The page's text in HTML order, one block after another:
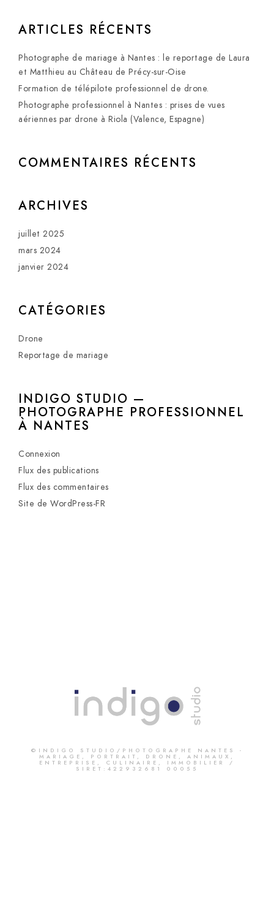
ARTICLES RÉCENTS
Photographe de mariage à Nantes : le reportage de Laura
et Matthieu au Château de Précy-sur-Oise
Formation de télépilote professionnel de drone.
Photographe professionnel à Nantes : prises de vues
aériennes par drone à Riola (Valence, Espagne)
COMMENTAIRES RÉCENTS
ARCHIVES
juillet 2025
mars 2024
janvier 2024
CATÉGORIES
Drone
Reportage de mariage
INDIGO STUDIO —
PHOTOGRAPHE PROFESSIONNEL
À NANTES
Connexion
Flux des publications
Flux des commentaires
Site de WordPress-FR
©INDIGO STUDIO/PHOTOGRAPHE NANTES -
MARIAGE, PORTRAIT, DRONE, ANIMAUX,
ENTREPRISE, CULINAIRE, IMMOBILIER /
SIRET:422932681 00055